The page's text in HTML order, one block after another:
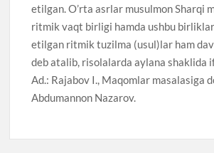
etilgan. O’rta asrlar musulmon Sharqi
ritmik vaqt birligi hamda ushbu
etilgan ritmik tuzilma (usul)lar ham
deb atalib, risolalarda aylana shaklida
Ad.: Rajabov I., Maqomlar masalasiga
Abdumannon Nazarov.